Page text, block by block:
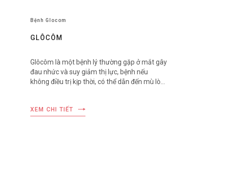
Bệnh Glocom
GLÔCÔM
Glôcôm là một bệnh lý thường gặp ở mắt gây
đau nhức và suy giảm thị lực, bệnh nếu
không điều trị kịp thời, có thể dẫn đến mù lòa
XEM CHI TIẾT